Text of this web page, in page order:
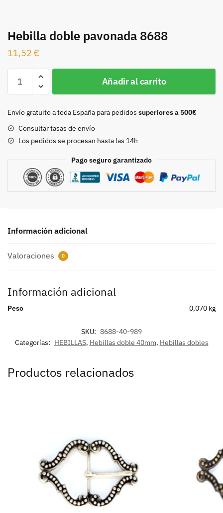
Hebilla doble pavonada 8688
11,52 €
doble
8688
Añadir al carrito
Envío gratuito a toda España para pedidos superiores a 500€
Consultar tasas de envío
Los pedidos se procesan hasta las 14h
Pago seguro garantizado
Información adicional
Valoraciones 0
Información adicional
Peso 0,070 kg
SKU: 8688-40-989
Categorías: HEBILLAS, Hebillas doble 40mm, Hebillas dobles
Productos relacionados